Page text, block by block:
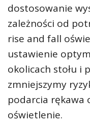
dostosowanie
zależności od
rise and fall
ustawienie
okolicach stołu i
zmniejszymy
podarcia rękawa
oświetlenie.